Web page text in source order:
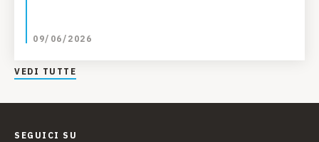
09/06/2026
VEDI TUTTE
SEGUICI SU